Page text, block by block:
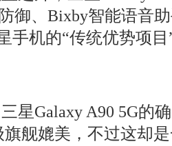
御、Bixby智能语音助
手机的“传统优势项目
星Galaxy A90 5G的
旗舰媲美，不过这却